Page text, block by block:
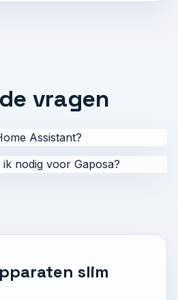
vragen
Assistant?
ik nodig voor Gaposa?
slim